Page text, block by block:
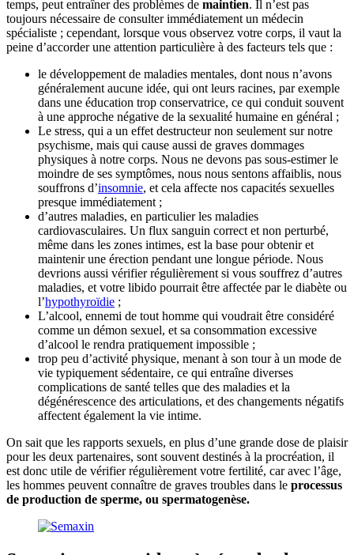
temps, peut entraîner des problèmes de maintien. Il n’est pas
toujours nécessaire de consulter immédiatement un médecin
spécialiste ; cependant, lorsque vous observez votre corps, il vaut la
peine d’accorder une attention particulière à des facteurs tels que :
le développement de maladies mentales, dont nous n’avons
généralement aucune idée, qui ont leurs racines, par exemple
dans une éducation trop conservatrice, ce qui conduit souvent
à une approche négative de la sexualité humaine en général ;
Le stress, qui a un effet destructeur non seulement sur notre
psychisme, mais qui cause aussi de graves dommages
physiques à notre corps. Nous ne devons pas sous-estimer le
moindre de ses symptômes, nous nous sentons affaiblis, nous
souffrons d’insomnie, et cela affecte nos capacités sexuelles
presque immédiatement ;
d’autres maladies, en particulier les maladies
cardiovasculaires. Un flux sanguin correct et non perturbé,
même dans les zones intimes, est la base pour obtenir et
maintenir une érection pendant une longue période. Nous
devrions aussi vérifier régulièrement si vous souffrez d’autres
maladies, et votre libido pourrait être affectée par le diabète ou
l’hypothyroïdie ;
L’alcool, ennemi de tout homme qui voudrait être considéré
comme un démon sexuel, et sa consommation excessive
d’alcool le rendra pratiquement impossible ;
trop peu d’activité physique, menant à son tour à un mode de
vie typiquement sédentaire, ce qui entraîne diverses
complications de santé telles que des maladies et la
dégénérescence des articulations, et des changements négatifs
affectent également la vie intime.
On sait que les rapports sexuels, en plus d’une grande dose de plaisir
pour les deux partenaires, sont souvent destinés à la procréation, il
est donc utile de vérifier régulièrement votre fertilité, car avec l’âge,
les hommes peuvent connaître de graves troubles dans le processus
de production de sperme, ou spermatogenèse.